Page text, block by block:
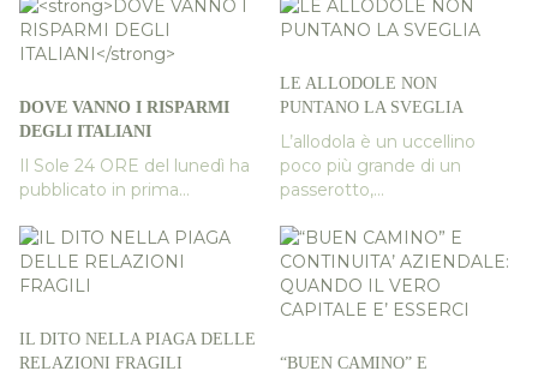
DOVE VANNO I RISPARMI
DEGLI ITALIANI
Il Sole 24 ORE del lunedì ha
pubblicato in prima...
LE ALLODOLE NON
PUNTANO LA SVEGLIA
L’allodola è un uccellino
poco più grande di un
passerotto,...
IL DITO NELLA PIAGA DELLE
RELAZIONI FRAGILI
“BUEN CAMINO” E